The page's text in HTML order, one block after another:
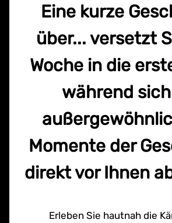
Eine kurze
über... versetzt
Woche in die
während
Momente der
direkt vor Ihnen
Erleben Sie hautnah die